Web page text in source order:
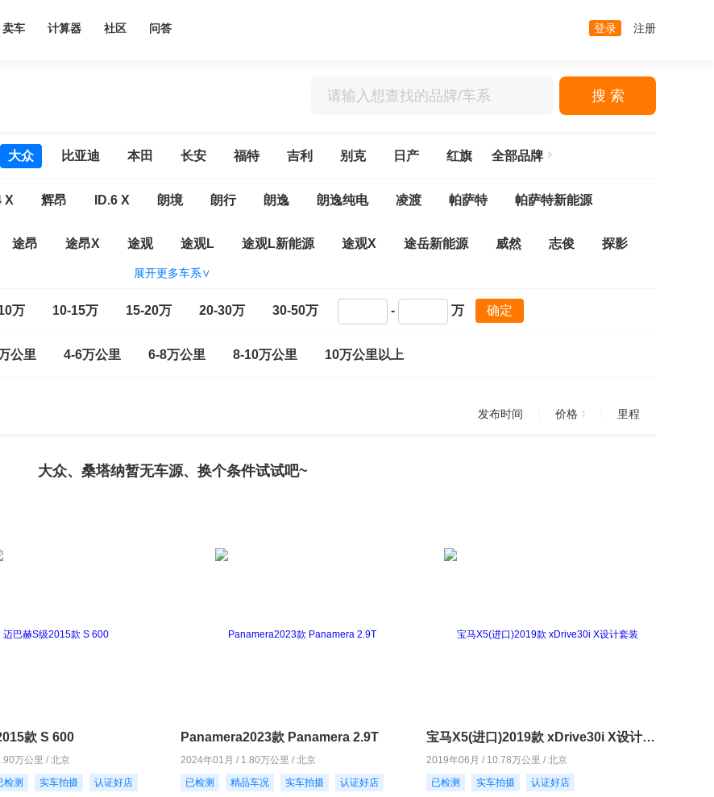
卖车 计算器 社区 问答 登录 注册
搜 索
大众 比亚迪 本田 长安 福特 吉利 别克 日产 红旗 全部品牌
X 辉昂 ID.6 X 朗境 朗行 朗逸 朗逸纯电 凌渡 帕萨特 帕萨特新能源
途昂 途昂X 途观 途观L 途观L新能源 途观X 途岳新能源 威然 志俊 探影
展开更多车系∨
万 10-15万 15-20万 20-30万 30-50万 - 万 确定
公里 4-6万公里 6-8万公里 8-10万公里 10万公里以上
发布时间 价格 里程
大众、桑塔纳暂无车源、换个条件试试吧~
款 S 600
万公里 / 北京
检测 实车拍摄 认证好店
Panamera2023款 Panamera 2.9T
2024年01月 / 1.80万公里 / 北京
已检测
精品车况 实车拍摄 认证好店
宝马X5(进口)2019款 xDrive30i X设计套装
2019年06月 / 10.78万公里 / 北京
已检测
实车拍摄 认证好店